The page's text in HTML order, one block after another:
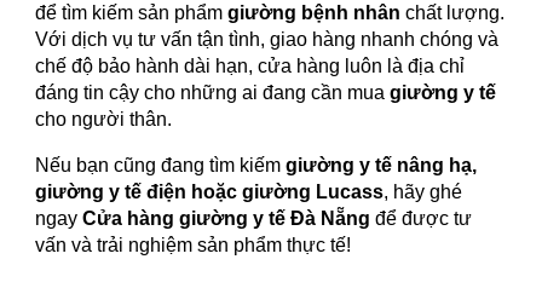
để tìm kiếm sản phẩmgiường bệnh nhân chất lượng.
Với dịch vụ tư vấn tận tình, giao hàng nhanh chóng và
chế độ bảo hành dài hạn, cửa hàng luôn là địa chỉ
đáng tin cậy cho những ai đang cần muagiường y tế
cho người thân.
Nếu bạn cũng đang tìm kiếmgiường y tế nâng hạ,
giường y tế điện hoặc giường Lucass, hãy ghé
ngayCửa hàng giường y tế Đà Nẵng để được tư
vấn và trải nghiệm sản phẩm thực tế!